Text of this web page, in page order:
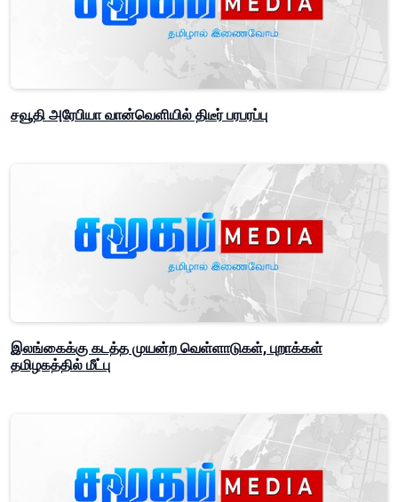
சவூதி அரேபியா வான்வெளியில் திடீர் பரபரப்பு
இலங்கைக்கு கடத்த முயன்ற வெள்ளாடுகள், புறாக்கள்
தமிழகத்தில் மீட்பு